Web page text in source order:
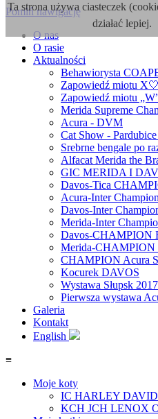
Pomiń nawigację
O nas
O rasie
Aktualności
Behawiorysta
Zapowiedź miotu X🤍
Zapowiedź miotu
Merida Supreme
Acura - DVM
Cat Show -
Srebrne bengale po
Alfacat Merida the
GIC MERIDA I
Davos-Tica
Acura-Inter Champion
Davos-Inter
Merida-Inter
Davos-CHAMPION
Merida-CHAMPION
CHAMPION Acura
Kocurek DAVOS
Wystawa Słupsk 2017
Pierwsza wystawa
Galeria
Kontakt
English
≡
Moje koty
IC HARLEY
KCH JCH LENOX
Ta strona używa ciasteczek
działać lepiej.